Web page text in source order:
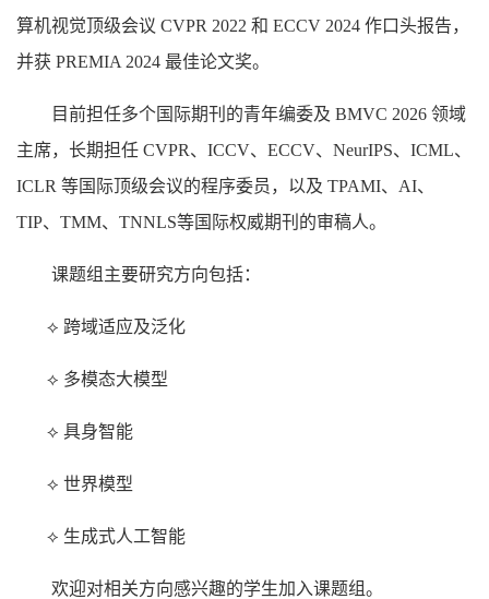
算机视觉顶级会议 CVPR 2022 和 ECCV 2024 作口头报告，
并获 PREMIA 2024 最佳论文奖。
目前担任多个国际期刊的青年编委及 BMVC 2026 领域
主席，长期担任 CVPR、ICCV、ECCV、NeurIPS、ICML、
ICLR 等国际顶级会议的程序委员，以及 TPAMI、AI、
TIP、TMM、TNNLS等国际权威期刊的审稿人。
课题组主要研究方向包括：
⟡ 跨域适应及泛化
⟡ 多模态大模型
⟡ 具身智能
⟡ 世界模型
⟡ 生成式人工智能
欢迎对相关方向感兴趣的学生加入课题组。